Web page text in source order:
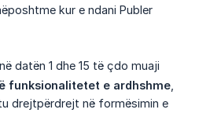
kur e ndani Publer
në datën 1 dhe 15 të çdo muaji
funksionalitetet e ardhshme
drejtpërdrejt në formësimin e